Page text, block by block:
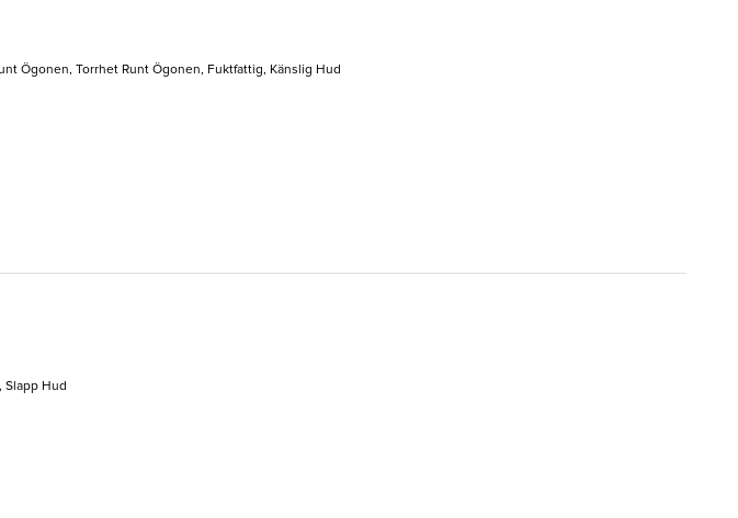
Ögonen, Torrhet Runt Ögonen, Fuktfattig, Känslig Hud
Slapp Hud